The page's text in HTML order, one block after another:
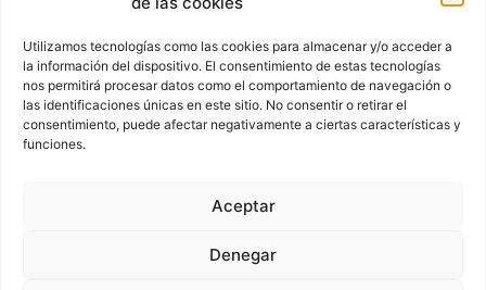
Utilizamos tecnologías como las cookies para almacenar y/o acceder a
la información del dispositivo. El consentimiento de estas tecnologías
nos permitirá procesar datos como el comportamiento de navegación o
las identificaciones únicas en este sitio. No consentir o retirar el
consentimiento, puede afectar negativamente a ciertas características y
funciones.
Aceptar
Denegar
VIDEOCONFERENCIAS
POLÍTICA DE PRIVACIDAD
CONTACTO